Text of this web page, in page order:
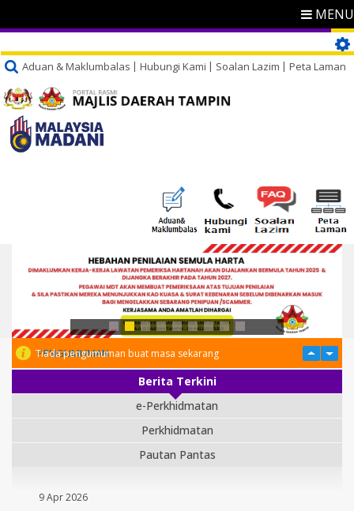
MENU
Aduan & Maklumbalas Hubungi Kami Soalan Lazim Peta Laman
PENGUMUMAN
Tiada pengumuman buat masa sekarang
Berita Terkini
e-Perkhidmatan
Perkhidmatan
Pautan Pantas
9 Apr 2026